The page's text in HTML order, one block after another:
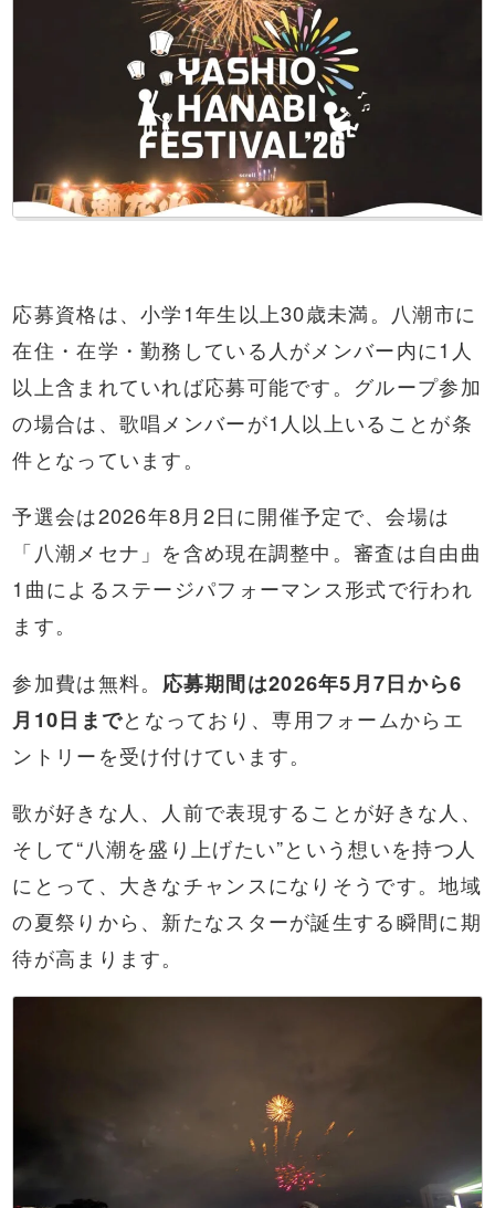
応募資格は、小学1年生以上30歳未満。八潮市に
在住・在学・勤務している人がメンバー内に1人
以上含まれていれば応募可能です。グループ参加
の場合は、歌唱メンバーが1人以上いることが条
件となっています。
予選会は2026年8月2日に開催予定で、会場は
「八潮メセナ」を含め現在調整中。審査は自由曲
1曲によるステージパフォーマンス形式で行われ
ます。
参加費は無料。 応募期間は2026年5月7日から6
月10日までとなっており、専用フォームからエ
ントリーを受け付けています。
歌が好きな人、人前で表現することが好きな人、
そして“八潮を盛り上げたい”という想いを持つ人
にとって、大きなチャンスになりそうです。地域
の夏祭りから、新たなスターが誕生する瞬間に期
待が高まります。